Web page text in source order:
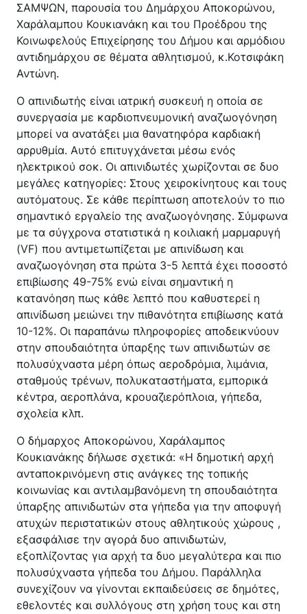
ΣΑΜΨΩΝ, παρουσία του Δημάρχου Αποκορώνου,
Χαράλαμπου Κουκιανάκη και του Προέδρου της
Κοινωφελούς Επιχείρησης του Δήμου και αρμόδιου
αντιδημάρχου σε θέματα αθλητισμού, κ.Κοτσιφάκη
Αντώνη.
Ο απινιδωτής είναι ιατρική συσκευή η οποία σε
συνεργασία με καρδιοπνευμονική αναζωογόνηση
μπορεί να ανατάξει μια θανατηφόρα καρδιακή
αρρυθμία. Αυτό επιτυγχάνεται μέσω ενός
ηλεκτρικού σοκ. Οι απινιδωτές χωρίζονται σε δυο
μεγάλες κατηγορίες: Στους χειροκίνητους και τους
αυτόματους. Σε κάθε περίπτωση αποτελούν το πιο
σημαντικό εργαλείο της αναζωογόνησης. Σύμφωνα
με τα σύγχρονα στατιστικά η κοιλιακή μαρμαρυγή
(VF) που αντιμετωπίζεται με απινίδωση και
αναζωογόνηση στα πρώτα 3-5 λεπτά έχει ποσοστό
επιβίωσης 49-75% ενώ είναι σημαντική η
κατανόηση πως κάθε λεπτό που καθυστερεί η
απινίδωση μειώνει την πιθανότητα επιβίωσης κατά
10-12%. Οι παραπάνω πληροφορίες αποδεικνύουν
στην σπουδαιότητα ύπαρξης των απινιδωτών σε
πολυσύχναστα μέρη όπως αεροδρόμια, λιμάνια,
σταθμούς τρένων, πολυκαταστήματα, εμπορικά
κέντρα, αεροπλάνα, κρουαζιερόπλοια, γήπεδα,
σχολεία κλπ.
Ο δήμαρχος Αποκορώνου, Χαράλαμπος
Κουκιανάκης δήλωσε σχετικά: «Η δημοτική αρχή
ανταποκρινόμενη στις ανάγκες της τοπικής
κοινωνίας και αντιλαμβανόμενη τη σπουδαιότητα
ύπαρξης απινιδωτών στα γήπεδα για την αποφυγή
ατυχών περιστατικών στους αθλητικούς χώρους ,
εξασφάλισε την αγορά δυο απινιδωτών,
εξοπλίζοντας για αρχή τα δυο μεγαλύτερα και πιο
πολυσύχναστα γήπεδα του Δήμου. Παράλληλα
συνεχίζουν να γίνονται εκπαιδεύσεις σε δημότες,
εθελοντές και συλλόγους στη χρήση τους και στη